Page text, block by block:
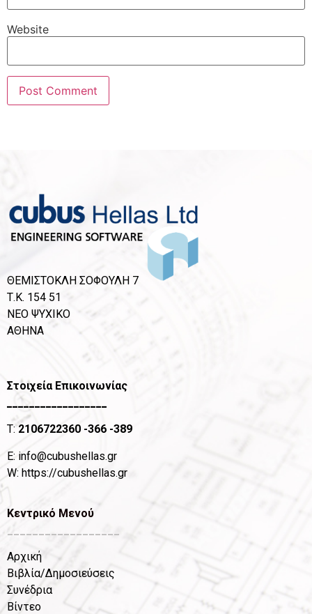
Website
ΘΕΜΙΣΤΟΚΛΗ ΣΟΦΟΥΛΗ 7
Τ.Κ. 154 51
ΝΕΟ ΨΥΧΙΚΟ
ΑΘΗΝΑ
Στοιχεία Επικοινωνίας
__________________
T:2106722360 -366 -389
Ε: info@cubushellas.gr
W: https://cubushellas.gr
Κεντρικό Μενού
Αρχική
Βιβλία/Δημοσιεύσεις
Συνέδρια
Βίντεο